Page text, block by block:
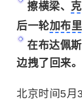
擦横梁、
后一轮加布
在布达佩
边拽了回来。
北京时间5月